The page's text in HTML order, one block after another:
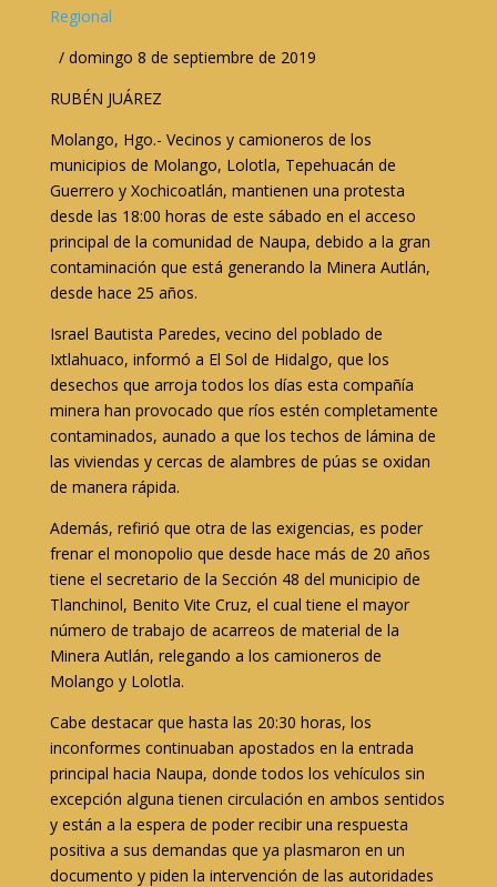
Regional
/ domingo 8 de septiembre de 2019
RUBÉN JUÁREZ
Molango, Hgo.- Vecinos y camioneros de los
municipios de Molango, Lolotla, Tepehuacán de
Guerrero y Xochicoatlán, mantienen una protesta
desde las 18:00 horas de este sábado en el acceso
principal de la comunidad de Naupa, debido a la gran
contaminación que está generando la Minera Autlán,
desde hace 25 años.
Israel Bautista Paredes, vecino del poblado de
Ixtlahuaco, informó a El Sol de Hidalgo, que los
desechos que arroja todos los días esta compañía
minera han provocado que ríos estén completamente
contaminados, aunado a que los techos de lámina de
las viviendas y cercas de alambres de púas se oxidan
de manera rápida.
Además, refirió que otra de las exigencias, es poder
frenar el monopolio que desde hace más de 20 años
tiene el secretario de la Sección 48 del municipio de
Tlanchinol, Benito Vite Cruz, el cual tiene el mayor
número de trabajo de acarreos de material de la
Minera Autlán, relegando a los camioneros de
Molango y Lolotla.
Cabe destacar que hasta las 20:30 horas, los
inconformes continuaban apostados en la entrada
principal hacia Naupa, donde todos los vehículos sin
excepción alguna tienen circulación en ambos sentidos
y están a la espera de poder recibir una respuesta
positiva a sus demandas que ya plasmaron en un
documento y piden la intervención de las autoridades